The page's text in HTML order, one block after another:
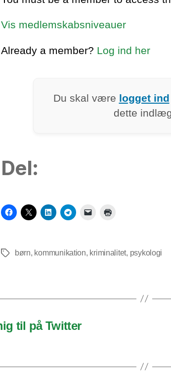
Vis medlemskabsniveauer
Already a member? Log ind her
Du skal være logget ind
dette
Del:
Tagsbørn, kommunikation, kriminalitet, psykologi
til på Twitter